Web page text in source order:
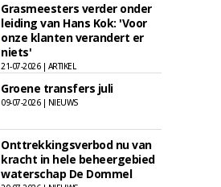
Grasmeesters verder onder
leiding van Hans Kok: 'Voor
onze klanten verandert er
niets'
21-07-2026 | ARTIKEL
Groene transfers juli
09-07-2026 | NIEUWS
Onttrekkingsverbod nu van
kracht in hele beheergebied
waterschap De Dommel